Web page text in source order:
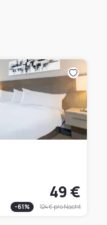
49 €
-61% 124 €pro Nacht